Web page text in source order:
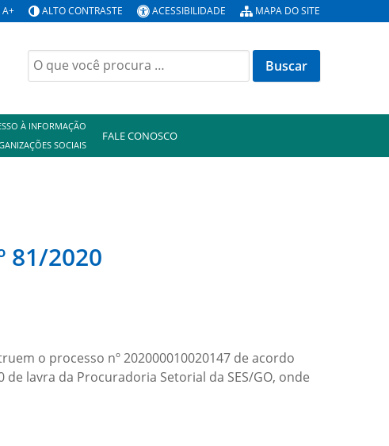
A+ ALTO CONTRASTE ACESSIBILIDADE MAPA DO SITE
Buscar
por:
À INFORMAÇÃO
SOCIAIS
FALE CONOSCO
81/2020
o processo nº 202000010020147 de acordo
de lavra da Procuradoria Setorial da SES/GO, onde